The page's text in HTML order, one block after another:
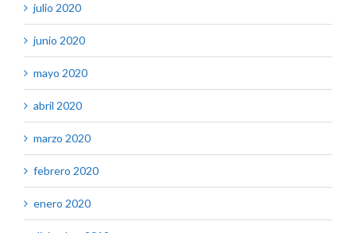
julio 2020
junio 2020
mayo 2020
abril 2020
marzo 2020
febrero 2020
enero 2020